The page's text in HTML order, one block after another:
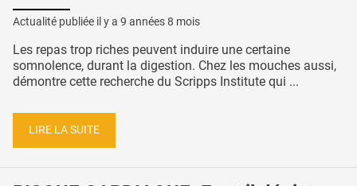
Actualité publiée il y a 9 années 8 mois
Les repas trop riches peuvent induire une certaine
somnolence, durant la digestion. Chez les mouches aussi,
démontre cette recherche du Scripps Institute qui ...
LIRE LA SUITE